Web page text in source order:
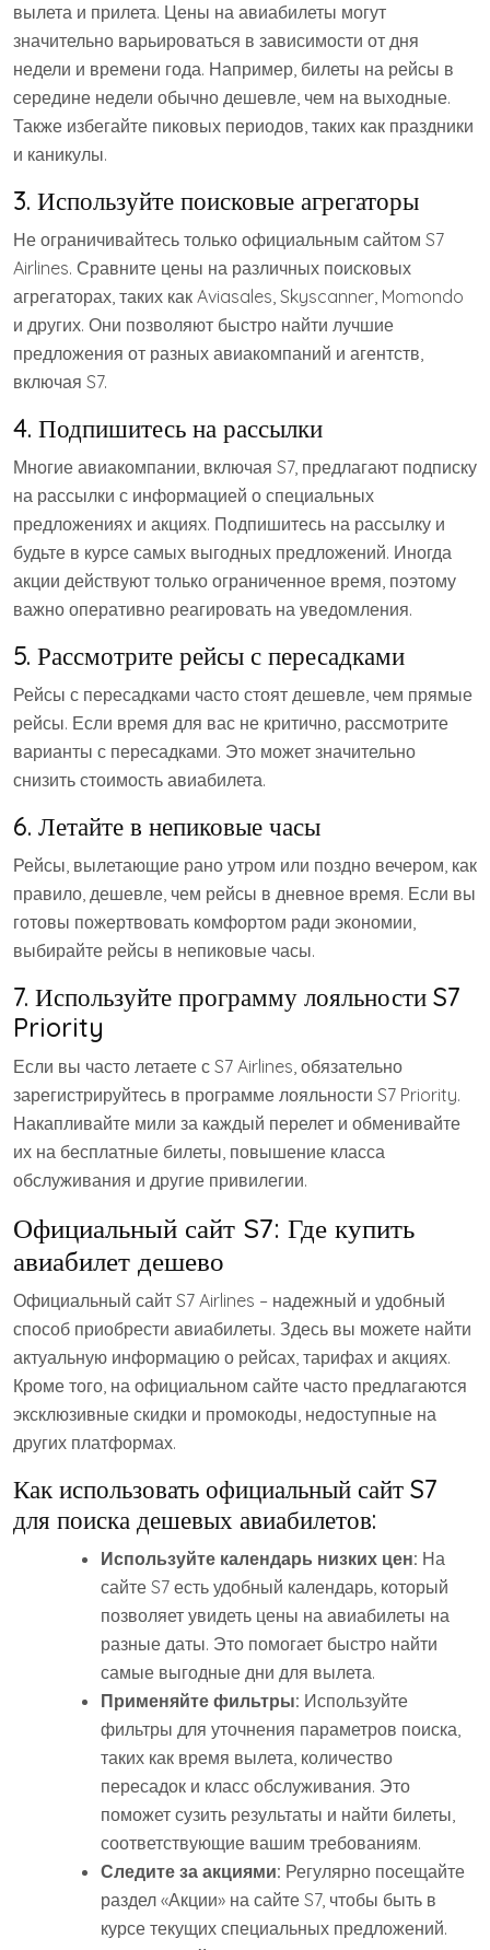
вылета и прилета. Цены на авиабилеты могут
значительно варьироваться в зависимости от дня
недели и времени года. Например, билеты на рейсы в
середине недели обычно дешевле, чем на выходные.
Также избегайте пиковых периодов, таких как праздники
и каникулы.
3. Используйте поисковые агрегаторы
Не ограничивайтесь только официальным сайтом S7
Airlines. Сравните цены на различных поисковых
агрегаторах, таких как Aviasales, Skyscanner, Momondo
и других. Они позволяют быстро найти лучшие
предложения от разных авиакомпаний и агентств,
включая S7.
4. Подпишитесь на рассылки
Многие авиакомпании, включая S7, предлагают подписку
на рассылки с информацией о специальных
предложениях и акциях. Подпишитесь на рассылку и
будьте в курсе самых выгодных предложений. Иногда
акции действуют только ограниченное время, поэтому
важно оперативно реагировать на уведомления.
5. Рассмотрите рейсы с пересадками
Рейсы с пересадками часто стоят дешевле, чем прямые
рейсы. Если время для вас не критично, рассмотрите
варианты с пересадками. Это может значительно
снизить стоимость авиабилета.
6. Летайте в непиковые часы
Рейсы, вылетающие рано утром или поздно вечером, как
правило, дешевле, чем рейсы в дневное время. Если вы
готовы пожертвовать комфортом ради экономии,
выбирайте рейсы в непиковые часы.
7. Используйте программу лояльности S7
Priority
Если вы часто летаете с S7 Airlines, обязательно
зарегистрируйтесь в программе лояльности S7 Priority.
Накапливайте мили за каждый перелет и обменивайте
их на бесплатные билеты, повышение класса
обслуживания и другие привилегии.
Официальный сайт S7: Где купить
авиабилет дешево
Официальный сайт S7 Airlines – надежный и удобный
способ приобрести авиабилеты. Здесь вы можете найти
актуальную информацию о рейсах, тарифах и акциях.
Кроме того, на официальном сайте часто предлагаются
эксклюзивные скидки и промокоды, недоступные на
других платформах.
Как использовать официальный сайт S7
для поиска дешевых авиабилетов:
Используйте календарь низких цен: На
сайте S7 есть удобный календарь, который
позволяет увидеть цены на авиабилеты на
разные даты. Это помогает быстро найти
самые выгодные дни для вылета.
Применяйте фильтры: Используйте
фильтры для уточнения параметров поиска,
таких как время вылета, количество
пересадок и класс обслуживания. Это
поможет сузить результаты и найти билеты,
соответствующие вашим требованиям.
Следите за акциями: Регулярно посещайте
раздел «Акции» на сайте S7, чтобы быть в
курсе текущих специальных предложений.